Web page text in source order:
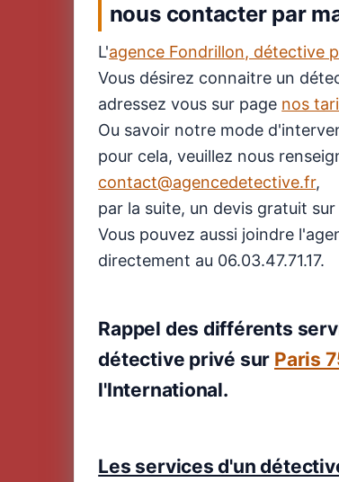
nous contacter par
L'agence Fondrillon, détective
Vous désirez connaitre un
adressez vous sur page nos
Ou savoir notre mode
pour cela, veuillez nous
contact@agencedetective.fr,
par la suite, un devis gratuit
Vous pouvez aussi joindre
directement au 06.03.47.71.17.
Rappel des différents
détective privé sur Paris
l'International.
Les services d'un